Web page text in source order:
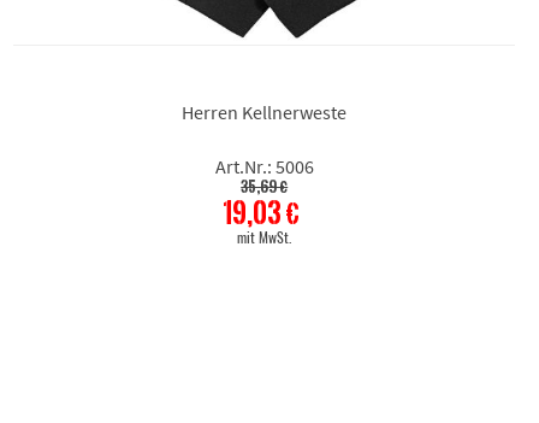
Herren Kellnerweste
Art.Nr.: 5006
35,69 €
19,03 €
mit MwSt.